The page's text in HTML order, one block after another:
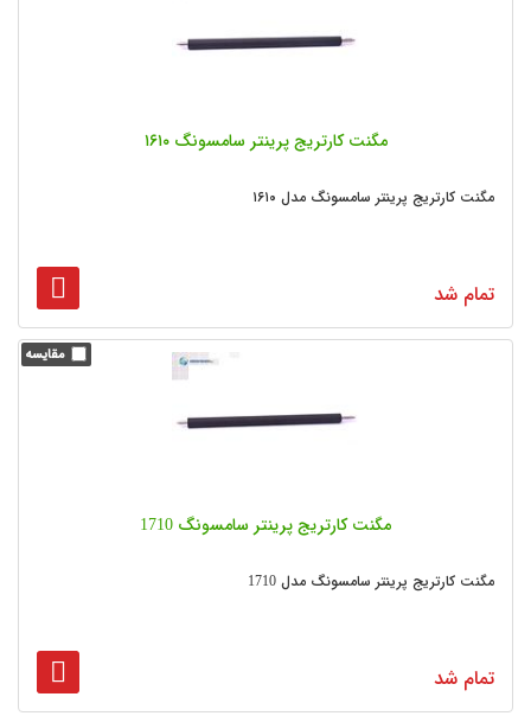
مگنت کارتریج پرینتر سامسونگ ۱۶۱۰
مگنت کارتریج پرینتر سامسونگ مدل ۱۶۱۰
تمام شد
مگنت کارتریج پرینتر سامسونگ 1710
مگنت کارتریج پرینتر سامسونگ مدل 1710
تمام شد